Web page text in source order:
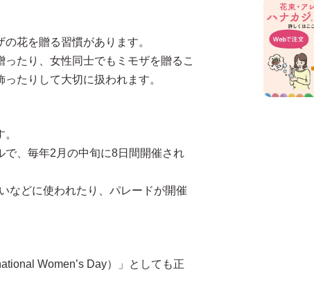
花を贈る習慣があります。
たり、女性同士でもミモザを贈るこ
たりして大切に扱われます。
で、毎年2月の中旬に8日間開催され
などに使われたり、パレードが開催
Women’s Day）」としても正